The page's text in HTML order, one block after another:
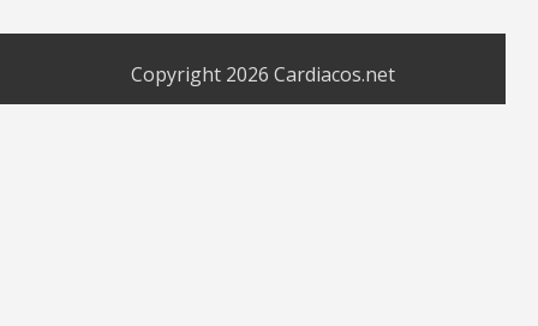
Copyright 2026 Cardiacos.net